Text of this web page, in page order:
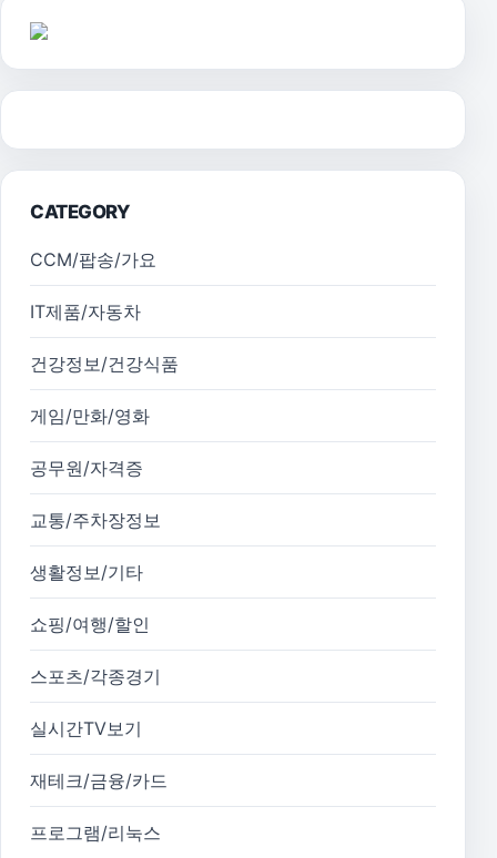
CATEGORY
CCM/팝송/가요
IT제품/자동차
건강정보/건강식품
게임/만화/영화
공무원/자격증
교통/주차장정보
생활정보/기타
쇼핑/여행/할인
스포츠/각종경기
실시간TV보기
재테크/금융/카드
프로그램/리눅스